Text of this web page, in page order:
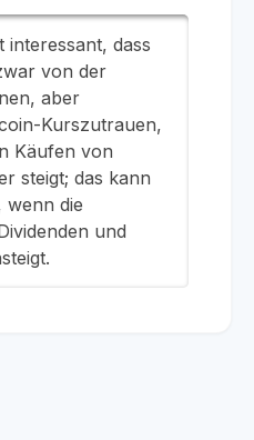
interessant, dass
von der
aber
Kurszutrauen,
Käufen von
steigt; das kann
die
und